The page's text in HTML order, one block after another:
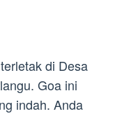
di Desa
Goa ini
indah. Anda